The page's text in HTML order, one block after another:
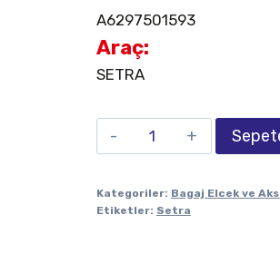
A6297501593
Araç:
SETRA
Kategoriler: Bagaj Elcek ve
Etiketler: Setra